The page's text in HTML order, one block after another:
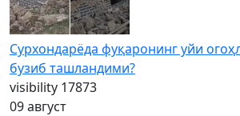
Сурхондарёда фуқаронинг уйи
бузиб ташландими?
visibility 17873
09 август